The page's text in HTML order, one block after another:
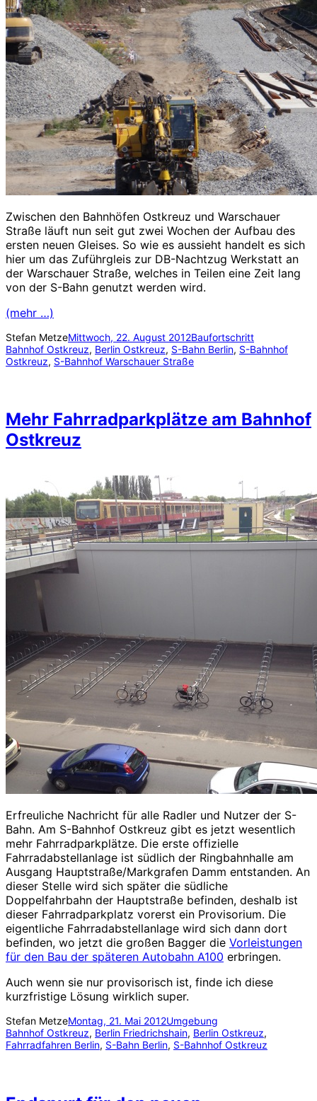
Zwischen den Bahnhöfen Ostkreuz und Warschauer
Straße läuft nun seit gut zwei Wochen der Aufbau des
ersten neuen Gleises. So wie es aussieht handelt es sich
hier um das Zuführgleis zur DB-Nachtzug Werkstatt an
der Warschauer Straße, welches in Teilen eine Zeit lang
von der S-Bahn genutzt werden wird.
(mehr …)
Stefan MetzeMittwoch, 22. August 2012Baufortschritt
Bahnhof Ostkreuz, Berlin Ostkreuz, S-Bahn Berlin, S-Bahnhof
Ostkreuz, S-Bahnhof Warschauer Straße
Mehr Fahrradparkplätze am Bahnhof
Ostkreuz
Erfreuliche Nachricht für alle Radler und Nutzer der S-
Bahn. Am S-Bahnhof Ostkreuz gibt es jetzt wesentlich
mehr Fahrradparkplätze. Die erste offizielle
Fahrradabstellanlage ist südlich der Ringbahnhalle am
Ausgang Hauptstraße/Markgrafen Damm entstanden. An
dieser Stelle wird sich später die südliche
Doppelfahrbahn der Hauptstraße befinden, deshalb ist
dieser Fahrradparkplatz vorerst ein Provisorium. Die
eigentliche Fahrradabstellanlage wird sich dann dort
befinden, wo jetzt die großen Bagger die Vorleistungen
für den Bau der späteren Autobahn A100 erbringen.
Auch wenn sie nur provisorisch ist, finde ich diese
kurzfristige Lösung wirklich super.
Stefan MetzeMontag, 21. Mai 2012Umgebung
Bahnhof Ostkreuz, Berlin Friedrichshain, Berlin Ostkreuz
Fahrradfahren Berlin, S-Bahn Berlin, S-Bahnhof Ostkreuz